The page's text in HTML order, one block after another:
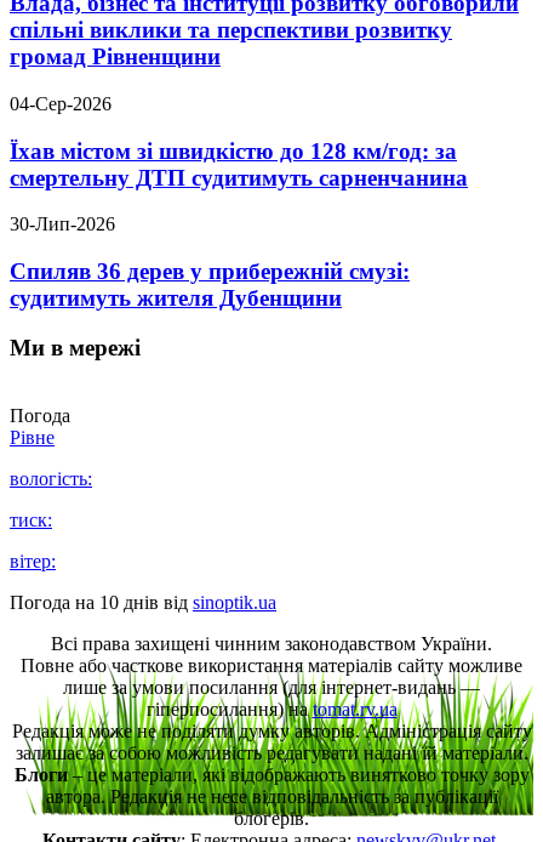
спільні виклики та перспективи розвитку
громад Рівненщини
04-Сер-2026
Їхав містом зі швидкістю до 128 км/год: за
смертельну ДТП судитимуть сарненчанина
30-Лип-2026
Спиляв 36 дерев у прибережній смузі:
судитимуть жителя Дубенщини
Ми в мережі
Погода
Рівне
вологість:
тиск:
вітер:
Погода на 10 днів від sinoptik.ua
Всі права захищені чинним законодавством України.
Повне або часткове використання матеріалів сайту можливе
лише за умови посилання (для інтернет-видань —
гіперпосилання) наtomat.rv.ua
Редакція може не поділяти думку авторів. Адміністрація сайту
залишає за собою можливість редагувати надані їй матеріали.
Блоги– це матеріали, які відображають винятково точку зору
автора. Редакція не несе відповідальність за публікації
блогерів.